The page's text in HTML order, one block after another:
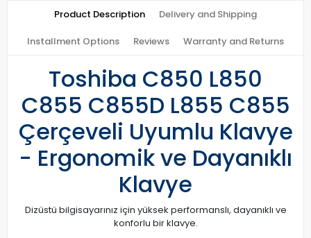
Product Description Delivery and Shipping
Installment Options Reviews Warranty and Returns
Toshiba C850 L850
C855 C855D L855 C855
Çerçeveli Uyumlu Klavye
- Ergonomik ve Dayanıklı
Klavye
Dizüstü bilgisayarınız için yüksek performanslı, dayanıklı ve
konforlu bir klavye.